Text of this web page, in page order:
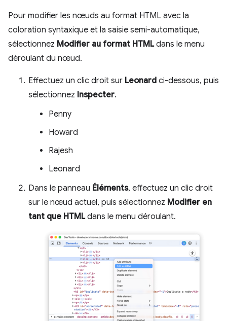
Pour modifier les nœuds au format HTML avec la
coloration syntaxique et la saisie semi-automatique,
sélectionnez Modifier au format HTMLdans le menu
déroulant du nœud.
Effectuez un clic droit sur Leonard ci-dessous, puis
sélectionnez Inspecter.
Penny
Howard
Rajesh
Leonard
Dans le panneau Éléments, effectuez un clic droit
sur le nœud actuel, puis sélectionnez Modifier en
tant que HTMLdans le menu déroulant.